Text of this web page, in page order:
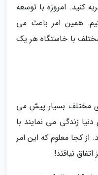
کنید. امروزه با توسعه
همین امر باعث می
با خاستگاه هر یک
مختلف بسیار پیش می
زندگی می نمایند با
از کجا معلوم که این امر
نیافتد!